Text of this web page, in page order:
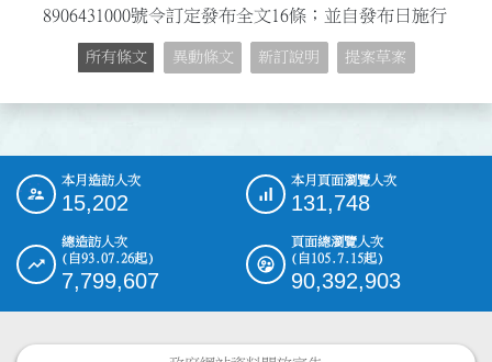
8906431000號令訂定發布全文16條；並自發布日施行
所有條文 異動條文 新訂說明 提案草案
::: 本月造訪人次
15,202
本月頁面瀏覽人次
131,748
總造訪人次
(自93.07.26起)
7,799,607
頁面總瀏覽人次
(自105.7.15起)
90,392,903